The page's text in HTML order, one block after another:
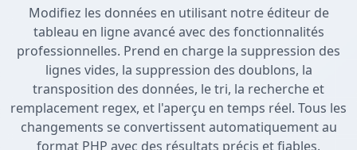
Modifiez les données en utilisant notre éditeur de
tableau en ligne avancé avec des fonctionnalités
professionnelles. Prend en charge la suppression des
lignes vides, la suppression des doublons, la
transposition des données, le tri, la recherche et
remplacement regex, et l'aperçu en temps réel. Tous les
changements se convertissent automatiquement au
format PHP avec des résultats précis et fiables.